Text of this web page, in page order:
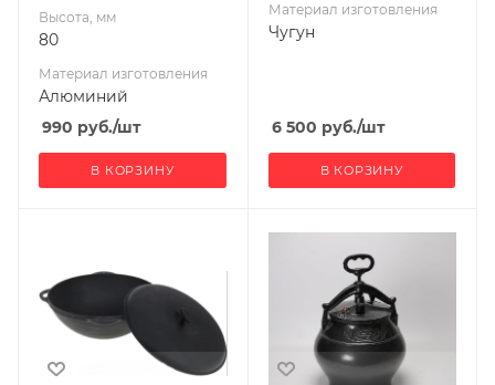
Высота, мм
80
Материал изготовления
Алюминий
990 руб./шт
В КОРЗИНУ
Материал изготовления
Чугун
6 500 руб./шт
В КОРЗИНУ
Чугун
Материал
изготовления
Алюминий